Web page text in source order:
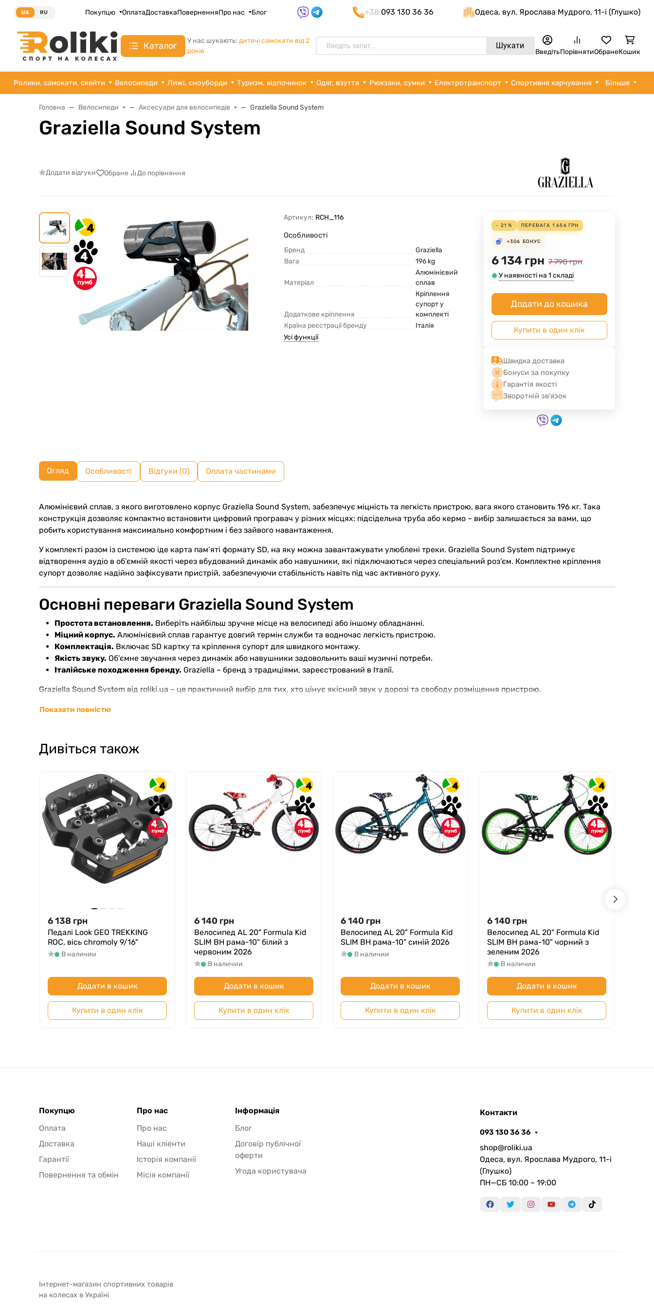
UA RU Покупцю ОплатаДоставкаПоверненняПро нас Блог +38 093 130 36 36 Одеса, вул. Ярослава Мудрого, 11-i (Глушко)
Каталог У нас шукають: дитячі самокати від 2
років
Шукати
ВведітьПорівнятиОбранеКошик
Ролики, самокати, скейти Велосипеди Лижі, сноуборди Туризм, відпочинок Одяг, взуття Рюкзаки, сумки Електротранспорт Спортивне харчування Більше
Головна Велосипеди Аксесуари для велосипедів Graziella Sound System
Graziella Sound System
Додати відгуки Обране До порівняння
4
4
4
Артикул: RCH_116
Особливості
Бренд
Graziella
Вага
196 kg
Матеріал
Алюмінієвий
сплав
Додаткове кріплення
Кріплення
супорт у
комплекті
Країна реєстрації бренду
Італія
Усі функції
- 21 % ПЕРЕВАГА 1 656 ГРН
+306 БОНУС
6 134 грн 7 790 грн
У наявності на 1 складі
Додати до кошика
Купити в один клік
Швидка доставка
Бонуси за покупку
Гарантія якості
Зворотній зв'язок
Огляд Особливості Відгуки (0) Оплата частинами
Алюмінієвий сплав, з якого виготовлено корпус Graziella Sound System, забезпечує міцність та легкість пристрою, вагa якого становить 196 кг. Така
конструкція дозволяє компактно встановити цифровий програвач у різних місцях: підсідельна труба або кермо – вибір залишається за вами, що
робить користування максимально комфортним і без зайвого навантаження.
У комплекті разом із системою іде карта пам’яті формату SD, на яку можна завантажувати улюблені треки. Graziella Sound System підтримує
відтворення аудіо в об’ємній якості через вбудований динамік або навушники, які підключаються через спеціальний роз’єм. Комплектне кріплення
супорт дозволяє надійно зафіксувати пристрій, забезпечуючи стабільність навіть під час активного руху.
Основні переваги Graziella Sound System
Простота встановлення. Виберіть найбільш зручне місце на велосипеді або іншому обладнанні.
Міцний корпус. Алюмінієвий сплав гарантує довгий термін служби та водночас легкість пристрою.
Комплектація. Включає SD картку та кріплення супорт для швидкого монтажу.
Якість звуку. Об’ємне звучання через динамік або навушники задовольнить ваші музичні потреби.
Італійське походження бренду. Graziella – бренд з традиціями, зареєстрований в Італії.
Graziella Sound System від roliki.ua – це практичний вибір для тих, хто цінує якісний звук у дорозі та свободу розміщення пристрою.
Показати повністю
Дивіться також
4
4
4
6 138 грн
Педалі Look GEO TREKKING
ROC, вісь chromoly 9/16"
В наличии
Додати в кошик
Купити в один клік
4
4
4
6 140 грн
Велосипед AL 20" Formula Kid
SLIM BH рама-10" білий з
червоним 2026
В наличии
Додати в кошик
Купити в один клік
4
4
4
6 140 грн
Велосипед AL 20" Formula Kid
SLIM BH рама-10" синій 2026
В наличии
Додати в кошик
Купити в один клік
4
4
4
6 140 грн
Велосипед AL 20" Formula Kid
SLIM BH рама-10" чорний з
зеленим 2026
В наличии
Додати в кошик
Купити в один клік
Покупцю
Оплата
Доставка
Гарантії
Повернення та обмін
Про нас
Про нас
Наші кліенти
Історія компанії
Місія компанії
Інформація
Блог
Договір публічної
оферти
Угода користувача
Контакти
093 130 36 36
shop@roliki.ua
Одеса, вул. Ярослава Мудрого, 11-i
(Глушко)
ПН—СБ 10:00 – 19:00
Інтернет-магазин спортивних товарів
на колесах в Україні